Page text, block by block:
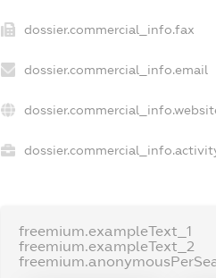
dossier.commercial_info.fax
dossier.commercial_info.email
freemium.exampleText_1
freemium.exampleText_2